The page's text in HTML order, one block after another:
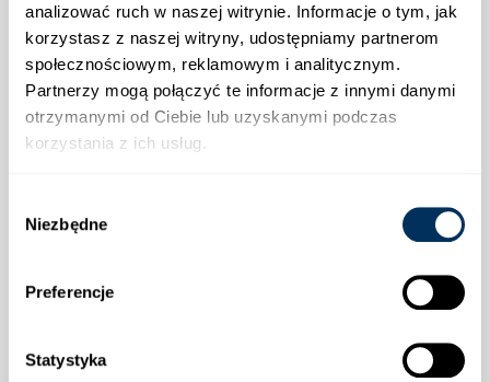
analizować ruch w naszej witrynie. Informacje o tym, jak
korzystasz z naszej witryny, udostępniamy partnerom
społecznościowym, reklamowym i analitycznym.
Partnerzy mogą połączyć te informacje z innymi danymi
otrzymanymi od Ciebie lub uzyskanymi podczas
korzystania z ich usług.
zgody
Niezbędne
Preferencje
Statystyka
Strefa klienta
Informacje